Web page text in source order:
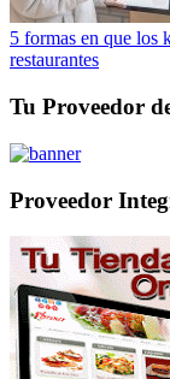
5 formas en que los
restaurantes
Tu Proveedor
Proveedor